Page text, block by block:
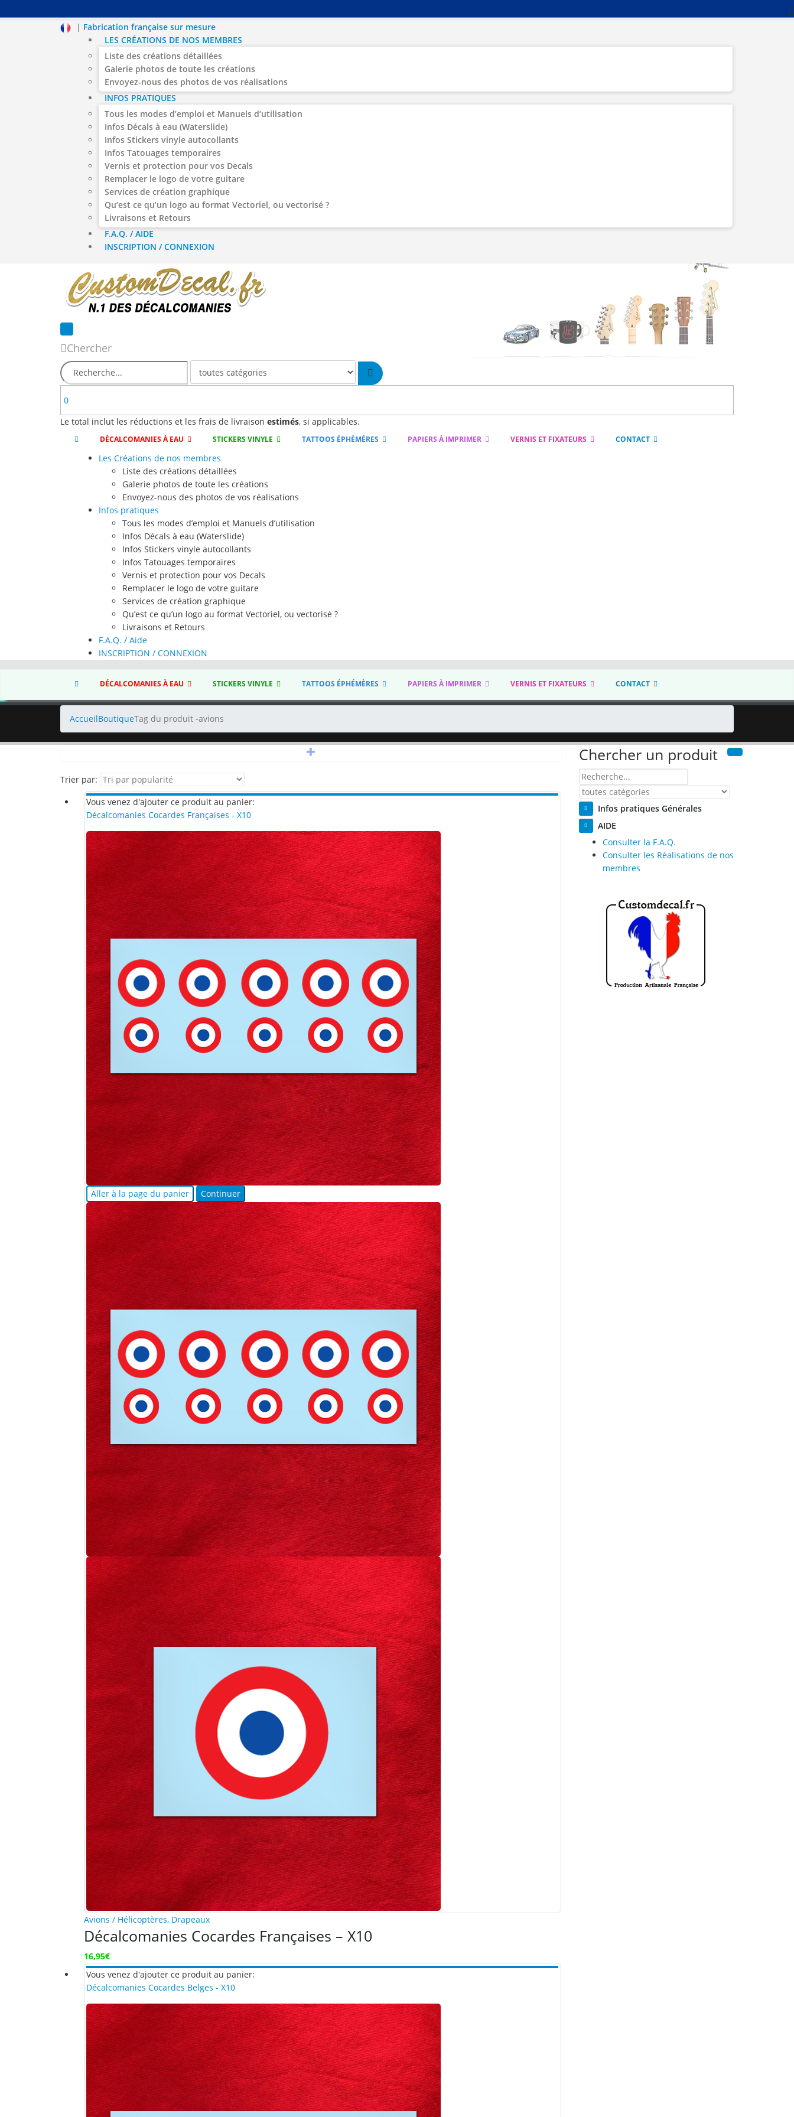
| Fabrication française sur mesure
LES CRÉATIONS DE NOS MEMBRES
Liste des créations détaillées
Galerie photos de toute les créations
Envoyez-nous des photos de vos réalisations
INFOS PRATIQUES
Tous les modes d’emploi et Manuels d’utilisation
Infos Décals à eau (Waterslide)
Infos Stickers vinyle autocollants
Infos Tatouages temporaires
Vernis et protection pour vos Decals
Remplacer le logo de votre guitare
Services de création graphique
Qu’est ce qu’un logo au format Vectoriel, ou vectorisé ?
Livraisons et Retours
F.A.Q. / AIDE
INSCRIPTION / CONNEXION
Chercher
0
Le total inclut les réductions et les frais de livraison estimés, si applicables.
DÉCALCOMANIES À EAU STICKERS VINYLE TATTOOS ÉPHÉMÈRES PAPIERS À IMPRIMER VERNIS ET FIXATEURS CONTACT
Les Créations de nos membres
Liste des créations détaillées
Galerie photos de toute les créations
Envoyez-nous des photos de vos réalisations
Infos pratiques
Tous les modes d’emploi et Manuels d’utilisation
Infos Décals à eau (Waterslide)
Infos Stickers vinyle autocollants
Infos Tatouages temporaires
Vernis et protection pour vos Decals
Remplacer le logo de votre guitare
Services de création graphique
Qu’est ce qu’un logo au format Vectoriel, ou vectorisé ?
Livraisons et Retours
F.A.Q. / Aide
INSCRIPTION / CONNEXION
DÉCALCOMANIES À EAU STICKERS VINYLE TATTOOS ÉPHÉMÈRES PAPIERS À IMPRIMER VERNIS ET FIXATEURS CONTACT
AccueilBoutiqueTag du produit -avions
+
Trier par:
Vous venez d'ajouter ce produit au panier:
Décalcomanies Cocardes Françaises - X10
Aller à la page du panier Continuer
Avions / Hélicoptères, Drapeaux
Décalcomanies Cocardes Françaises – X10
16,95€
Vous venez d'ajouter ce produit au panier:
Décalcomanies Cocardes Belges - X10
Chercher un produit
Infos pratiques Générales
AIDE
Consulter la F.A.Q.
Consulter les Réalisations de nos
membres